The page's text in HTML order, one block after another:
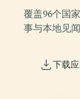
覆盖96个国
事与本地见
下载